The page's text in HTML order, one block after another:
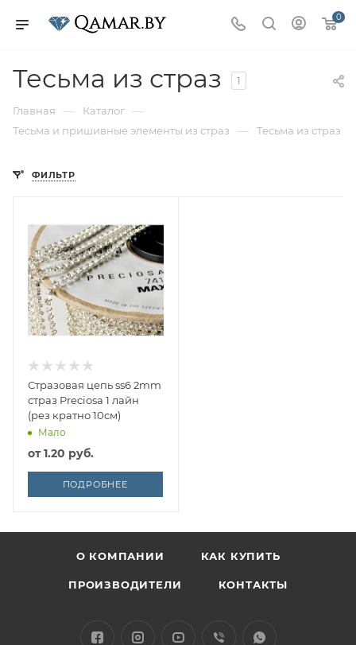
0
Тесьма из страз 1
Главная — Каталог —
Тесьма и пришивные элементы из страз — Тесьма из страз
ФИЛЬТР
Стразовая цепь ss6 2mm
страз Preciosa 1 лайн
(рез кратно 10см)
Мало
от1.20 руб.
ПОДРОБНЕЕ
О КОМПАНИИ КАК КУПИТЬ
ПРОИЗВОДИТЕЛИ КОНТАКТЫ